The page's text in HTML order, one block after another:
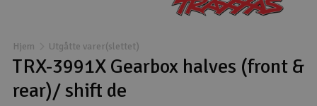
Droner
Droner for FPV
Hjem Utgåtte varer(slettet)
TRX-3991X Gearbox halves (front &
rear)/ shift de